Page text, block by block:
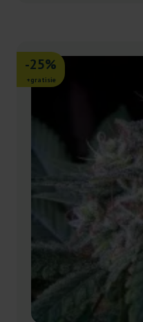
-25%
+gratisie